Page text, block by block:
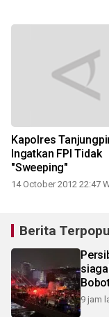
Kapolres
Ingatkan FPI Tidak
"Sweeping"
14 October 2012 22:47
Berita
9 jam